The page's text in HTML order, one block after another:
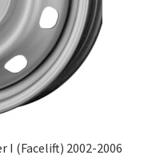
I (Facelift) 2002-2006